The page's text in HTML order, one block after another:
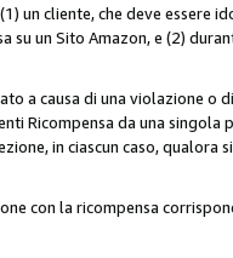
un cliente, che deve essere
un Sito Amazon, e (2)
a causa di una violazione o
da una singola
in ciascun caso, qualora
con la ricompensa